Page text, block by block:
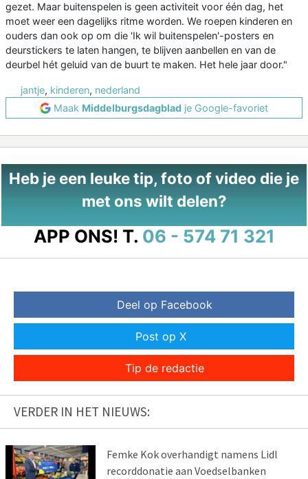
gezet. Maar buitenspelen is geen activiteit voor één dag, het
moet weer een dagelijks ritme worden. We roepen kinderen en
ouders dan ook op om die 'Ik wil buitenspelen'-posters en
deurstickers te laten hangen, te blijven aanbellen en van de
deurbel hét geluid van de buurt te maken. Het hele jaar door."
jantje, kinderen, nederland
Maak Middelburgsdagblad je Google-favoriet
Heb je een leuke tip, foto of video die je
met ons wilt delen?
APP ONS! T. 06 - 574 71 321
Deel op Facebook
Post op X
Tip de redactie
VERDER IN HET NIEUWS:
Femke Kok overhandigt namens Lidl
recorddonatie aan Voedselbanken